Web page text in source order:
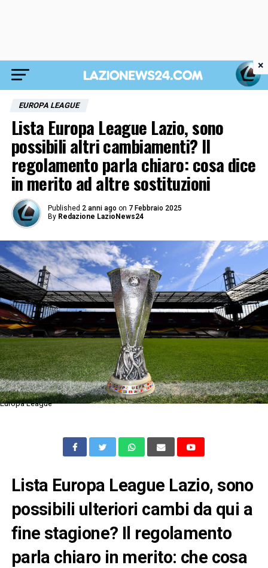
EUROPA LEAGUE
Lista Europa League Lazio, sono
possibili altri cambiamenti? Il
regolamento parla chiaro: cosa dice
in merito ad altre sostituzioni
Published 2 anni ago on 7 Febbraio 2025
By Redazione LazioNews24
Europa League
Lista Europa League Lazio, sono
possibili ulteriori cambi da qui a
fine stagione? Il regolamento
parla chiaro in merito: che cosa
×